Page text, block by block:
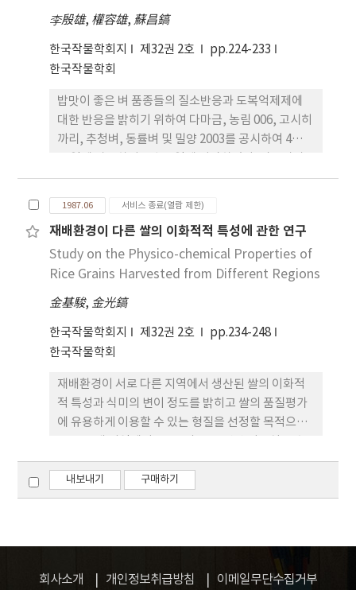
비하여 다수이었으나 pH 5 수준에서는 황금콩이외
의 품종에서는 현저한 차이가 없었다. 또한 토양산도
간 차이는 장백콩에서는 거의 볼 수 없고 봉의와 외알
콩에서는 미미하였으며 그 밖의 품종에서는 현저한
개체당입수와 협당입수가 수량과 유의적 상관을 나타
내었고 특히 토양 pH 5 수준에서 보다 높은 상관관계
를 나타내었으며 개체당 협수는 pH 5 수준에서는 수
적 상관을 인정할 수 없었다. 11. 종실중의 단백질 함
량도 토양 pH가 낮은 경우에 현저히 떨어졌는데 그
정도는 품종에
임실비율이 감소하며, 그 경향은 내냉성이 약한 품종
에서 현저했으며, 엽신의 질소함양과 임실비율간에
는 부의 유의 상관관계가 인정되었다. 4. 출수기의 실
경향 내냉성이 약한 품종에서 뚜렷했다. 5. 엽신의
ethylene 생성량은 품종간 큰 차이를 나타냈고, 질
소시비량 증가에 따라 ethylene 생성량이 감소하는
가 있는 것으로 사료된다. 6. 엽신의 ethylene 생성
량의 저온처리기간 또는 처리후의 추이를 보면, 저온
처리와 함께 급격히 감소하고, 저온처리 종료후는 다
시 증가하나, 그 경향은 시비하에서는 현저한 증가를
보이나 질소증비에 따라 생성량은 현저히 감소하였
다. 또한 품종간 차이가 큼을 인정할 수 있었다.
李殷雄, 權容雄, 蘇昌鎬
한국작물학회지 제32권 2호
pp.224-233
한국작물학회
밥맛이 좋은 벼 품종들의 질소반응과 도복억제제에
대한 반응을 밝히기 위하여 다마금, 농림 006, 고시히
까리, 추청벼, 동률벼 및 밀양 2003를 공시하여 4월
수준은 10a당 5, 10 및 15kg 이었으며 도복억제제로
는 paclobutrazol 을 사용하여 이앙 후 20일에 10a
당 입제(유효성분 0 6 %)로 0 및 2kg을 처리한 후 출
수 전 15일에 0, 3 및 4.5kg을 처리하였다. 도복관연
형질은 출수 후 25일에, 수량 및 수량구성요소는 출수
후 45일에 조사하였다. 밥맛의 평가는 관능검사로 하
은 증가하였으나 제3절간의 좌절하중은 감소하고 도
복지수는 증가하였다. 2. Paclobutrazol 처리는 공
시품종 모두의 간장, 제 3절간장을 단축시켰으나, 제
고시히까리와 같은 장간종에서는 이앙 후 20일에 처
리할 경우에는 오히려 도복하기 쉬운 조건이되었고
출수 전 15일에 처리할 경우에는 그 반대경향을 보였
까리에서 발생하였으며 질소시비량이 많을수록 도복
이 심하였으며. paclobutrazol 처리에의해서는 도
복발생이 경감되었다. 4 질소시비량에 대한 수량의 반
Paclobutrazol 처리의 수량에 대한 효과는 질소시
비량과 품질, 그리고 paclobutrazol의 시용량 및 시
1987.06 서비스 종료(열람 제한)
재배환경이 다른 쌀의 이화적적 특성에 관한 연구
Study on the Physico-chemical Properties of
Rice Grains Harvested from Different Regions
金基駿, 金光鎬
한국작물학회지 제32권 2호
pp.234-248
한국작물학회
재배환경이 서로 다른 지역에서 생산된 쌀의 이화적
적 특성과 식미의 변이 정도를 밝히고 쌀의 품질평가
에 유용하게 이용할 수 있는 형질을 선정할 목적으로
집하였다. 수집된 벼의 도정특성과 외관, 백미의 아밀
로스함량, 알칼리붕괴도 및 아밀로그람특성. 밥을 지
었을 때의 수분흡수율, 팽창용적 및 식미특성을 조사
도, 쌀가루의 아밀로그람 특성, 밥 지을 때의 수분흡
수율과 밥의 외관이었다. 2. 재배지역간 변이정도가
내보내기 구매하기
회사소개 개인정보취급방침 이메일무단수집거부